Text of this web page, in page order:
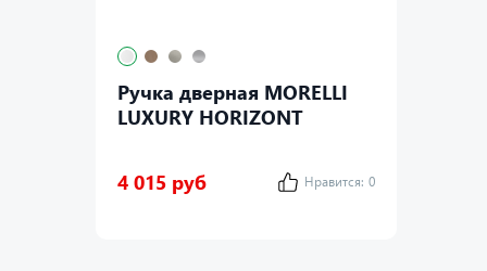
Ручка дверная MORELLI
LUXURY HORIZONT
4 015 руб Нравится: 0